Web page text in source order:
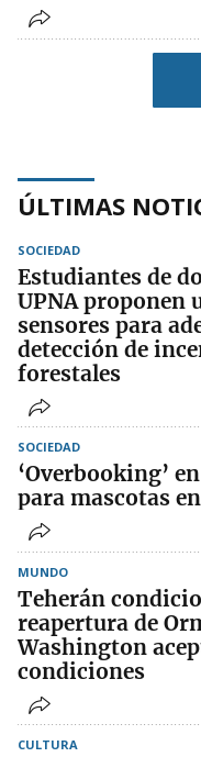
ÚLTIMAS
SOCIEDAD
Estudiantes de
UPNA proponen
sensores para
detección de
forestales
SOCIEDAD
‘Overbooking’
para mascotas
MUNDO
Teherán
reapertura de
Washington
condiciones
CULTURA